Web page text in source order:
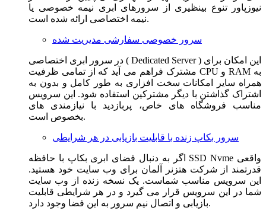
نیوزپاور تنوع بینظیری از سرورهای ابری نیمه خصوصی یا
نیمه اختصاصی ارائه شده است.
سرور خصوصی سفارشی مدیریت شده
در سرور ابری اختصاصی ( Dedicated Server ) این امکان برای
مشترک فراهم می آید که از تمامی ظرفیت CPU و RAM به
همراه سایر امکانات سخت افزاری به طور کامل و بدون به
اشتراک گذاشتن با دیگر مشترکین استفاده شود. این سرویس
مناسب فروشگاه های خاص، پربازدید با نیازمندی های
بخصوص است.
سرور بکاپ زنده با قابلیت بازیابی در هر شرایطی
اگر به دنبال فضای ابری بکاپ با حافظه SSD Nvme واقعی
قدرتمند از شرکت هتزنر آلمان برای وب سایت خود هستید.
این سرویس مناسب شماست. یک نسخه زنده از وب سایت
شما در این سرویس قرار می گیرد و در هر شرایطی قابلیت
بازیابی و اتصال نیم سرور به این فضا وجود دارد.